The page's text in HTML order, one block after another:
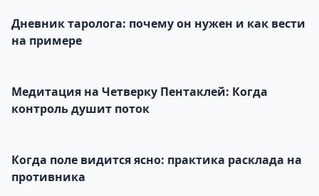
Дневник таролога: почему он нужен и как вести
на примере
Медитация на Четверку Пентаклей: Когда
контроль душит поток
Когда поле видится ясно: практика расклада на
противника